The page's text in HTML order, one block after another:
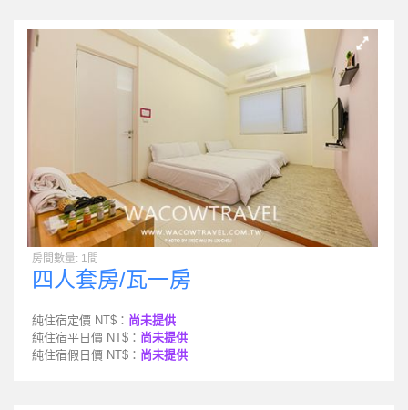
房間數量: 1間
四人套房/瓦一房
純住宿定價 NT$： 尚未提供
純住宿平日價 NT$： 尚未提供
純住宿假日價 NT$： 尚未提供